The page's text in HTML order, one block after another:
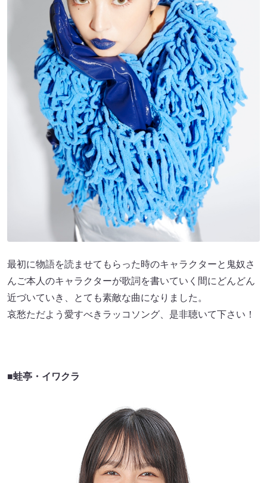
最初に物語を読ませてもらった時のキャラクターと鬼奴さ
んご本人のキャラクターが歌詞を書いていく間にどんどん
近づいていき、とても素敵な曲になりました。
哀愁ただよう愛すべきラッコソング、是非聴いて下さい！
■蛙亭・イワクラ